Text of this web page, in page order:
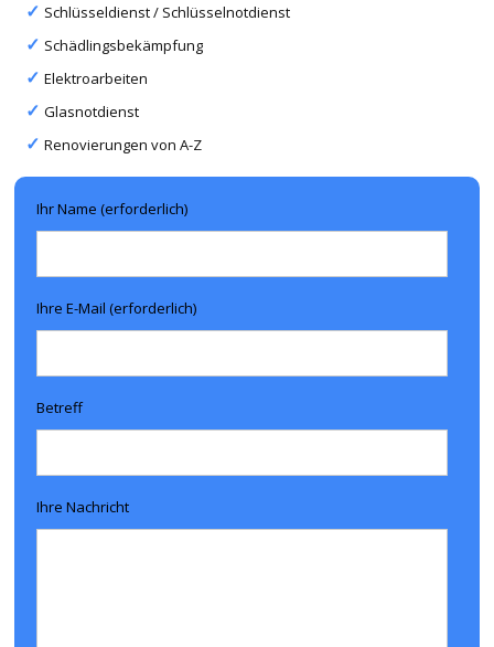
Schlüsseldienst / Schlüsselnotdienst
Schädlingsbekämpfung
Elektroarbeiten
Glasnotdienst
Renovierungen von A-Z
Ihr Name (erforderlich)
Ihre E-Mail (erforderlich)
Betreff
Ihre Nachricht